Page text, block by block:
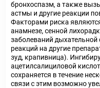
бронхоспазм, а также
астмы и другие реакции
Факторами риска
анамнезе, сенной
заболеваний дыхательной
реакций на другие
зуд, крапивница).
ацетилсалициловой
сохраняется в течение
связи с этим возможно